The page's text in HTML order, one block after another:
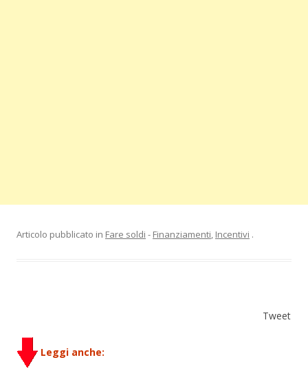
Articolo pubblicato in Fare soldi - Finanziamenti, Incentivi .
Tweet
Leggi anche: